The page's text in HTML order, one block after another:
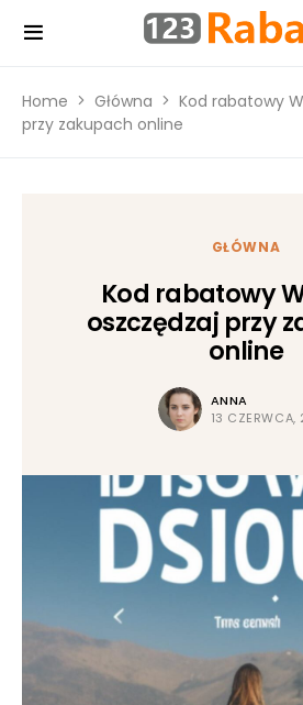
Home Główna
Kod rabatowy
przy zakupach online
GŁÓWNA
Kod rabatowy
oszczędzaj przy
online
ANNA
13